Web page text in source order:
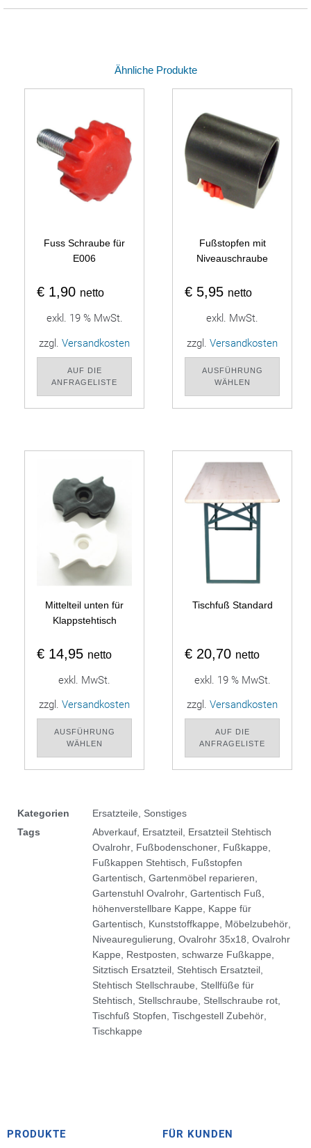
Ähnliche Produkte
Fuss Schraube für
E006
€ 1,90 netto
exkl. 19 % MwSt.
zzgl. Versandkosten
AUF DIE
ANFRAGELISTE
Fußstopfen mit
Niveauschraube
€ 5,95 netto
exkl. MwSt.
zzgl. Versandkosten
AUSFÜHRUNG
WÄHLEN
Mittelteil unten für
Klappstehtisch
€ 14,95 netto
exkl. MwSt.
zzgl. Versandkosten
AUSFÜHRUNG
WÄHLEN
Tischfuß Standard
€ 20,70 netto
exkl. 19 % MwSt.
zzgl. Versandkosten
AUF DIE
ANFRAGELISTE
Kategorien Ersatzteile, Sonstiges
Tags
Abverkauf, Ersatzteil, Ersatzteil Stehtisch
Ovalrohr, Fußbodenschoner, Fußkappe,
Fußkappen Stehtisch, Fußstopfen
Gartentisch, Gartenmöbel reparieren,
Gartenstuhl Ovalrohr, Gartentisch Fuß,
höhenverstellbare Kappe, Kappe für
Gartentisch, Kunststoffkappe, Möbelzubehör,
Niveauregulierung, Ovalrohr 35x18, Ovalrohr
Kappe, Restposten, schwarze Fußkappe,
Sitztisch Ersatzteil, Stehtisch Ersatzteil,
Stehtisch Stellschraube, Stellfüße für
Stehtisch, Stellschraube, Stellschraube rot,
Tischfuß Stopfen, Tischgestell Zubehör,
Tischkappe
PRODUKTE FÜR KUNDEN